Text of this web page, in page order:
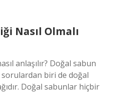
Nasıl Olmalı
anlaşılır? Doğal sabun
sorulardan biri de doğal
Doğal sabunlar hiçbir